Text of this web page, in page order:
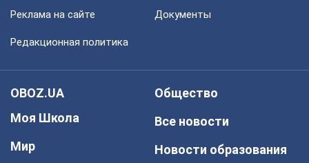
Реклама на сайте Документы
Редакционная политика
OBOZ.UA
Моя Школа
Мир
Общество
Все новости
Новости образования